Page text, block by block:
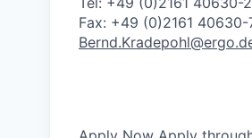
Fax: +49 (0)2161 40630-